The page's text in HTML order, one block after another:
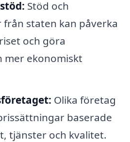
Stöd och
staten kan påverka
och göra
mer ekonomiskt
Olika företag
baserade
tjänster och kvalitet.